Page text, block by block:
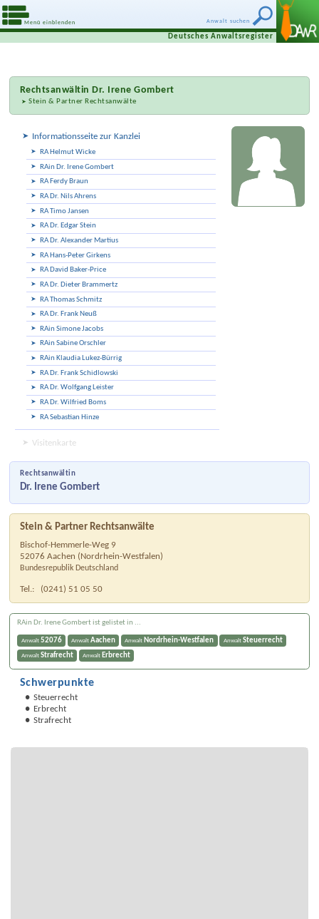
Anwalt suchen
Menü einblenden
Deutsches Anwaltsregister
RechtsanwältinDr. Irene Gombert
Stein & Partner Rechtsanwälte
Informationsseite zur Kanzlei
RA Helmut Wicke
RAin Dr. Irene Gombert
RA Ferdy Braun
RA Dr. Nils Ahrens
RA Timo Jansen
RA Dr. Edgar Stein
RA Dr. Alexander Martius
RA Hans-Peter Girkens
RA David Baker-Price
RA Dr. Dieter Brammertz
RA Thomas Schmitz
RA Dr. Frank Neuß
RAin Simone Jacobs
RAin Sabine Orschler
RAin Klaudia Lukez-Bürrig
RA Dr. Frank Schidlowski
RA Dr. Wolfgang Leister
RA Dr. Wilfried Boms
RA Sebastian Hinze
Visitenkarte
Rechtsanwältin
Dr. Irene Gombert
Stein & Partner Rechtsanwälte
Bischof-Hemmerle-Weg 9
52076 Aachen ( Nordrhein-Westfalen)
Bundesrepublik Deutschland
Tel.: (0241) 51 05 50
RAin Dr. Irene Gombert ist gelistet in ...
Anwalt 52076 Anwalt Aachen Anwalt Nordrhein-Westfalen Anwalt Steuerrecht
Anwalt Strafrecht Anwalt Erbrecht
Schwerpunkte
Steuerrecht
Erbrecht
Strafrecht